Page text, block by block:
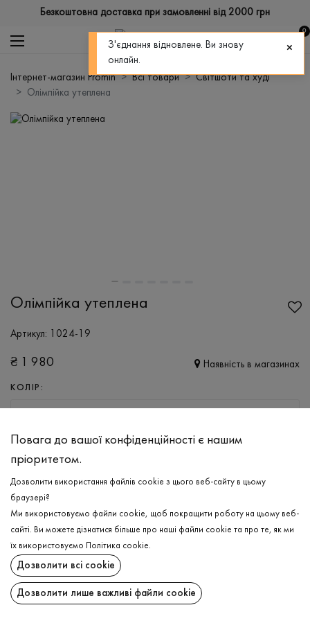
Безкоштовна доставка при замовленні від 2000 грн
0
Інтернет-магазин Promin Всі товари
Світшоти та худі
Олімпійка утеплена
Олімпійка утеплена
Артикул: 1024-19
₴ 1 980 Наявність в магазинах
КОЛІР:
ДОДАТИ ДО КОШИКА
ОБЕРІТЬ РОЗМІР
Олімпійка утеплена
ДОДАТИ ДО КОШИКА
ОПИС
Повага до вашої конфіденційності є нашим
пріоритетом.
Дозволити використання файлів cookie з цього веб-сайту в цьому
браузері?
Ми використовуємо файли cookie, щоб покращити роботу на цьому веб-
сайті. Ви можете дізнатися більше про наші файли cookie та про те, як ми
їх використовуємо
Політика cookie.
Дозволити всі cookie
Дозволити лише важливі файли cookie
З'єднання відновлене. Ви знову
онлайн.